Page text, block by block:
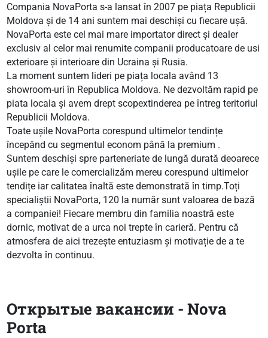
Compania NovaPorta s-a lansat în 2007 pe piața Republicii
Moldova și de 14 ani suntem mai deschiși cu fiecare ușă.
NovaPorta este cel mai mare importator direct și dealer
exclusiv al celor mai renumite companii producatoare de usi
exterioare și interioare din Ucraina și Rusia.
La moment suntem lideri pe piața locala având 13
showroom-uri în Republica Moldova. Ne dezvoltăm rapid pe
piata locala și avem drept scopextinderea pe întreg teritoriul
Republicii Moldova.
Toate ușile NovaPorta corespund ultimelor tendințe
începând cu segmentul econom până la premium .
Suntem deschiși spre parteneriate de lungă durată deoarece
ușile pe care le comercializăm mereu corespund ultimelor
tendițe iar calitatea înaltă este demonstrată în timp.Toți
specialiștii NovaPorta, 120 la număr sunt valoarea de bază
a companiei! Fiecare membru din familia noastră este
dornic, motivat de a urca noi trepte în carieră. Pentru că
atmosfera de aici trezește entuziasm și motivație de a te
dezvolta în continuu.
Открытые вакансии - Nova
Porta